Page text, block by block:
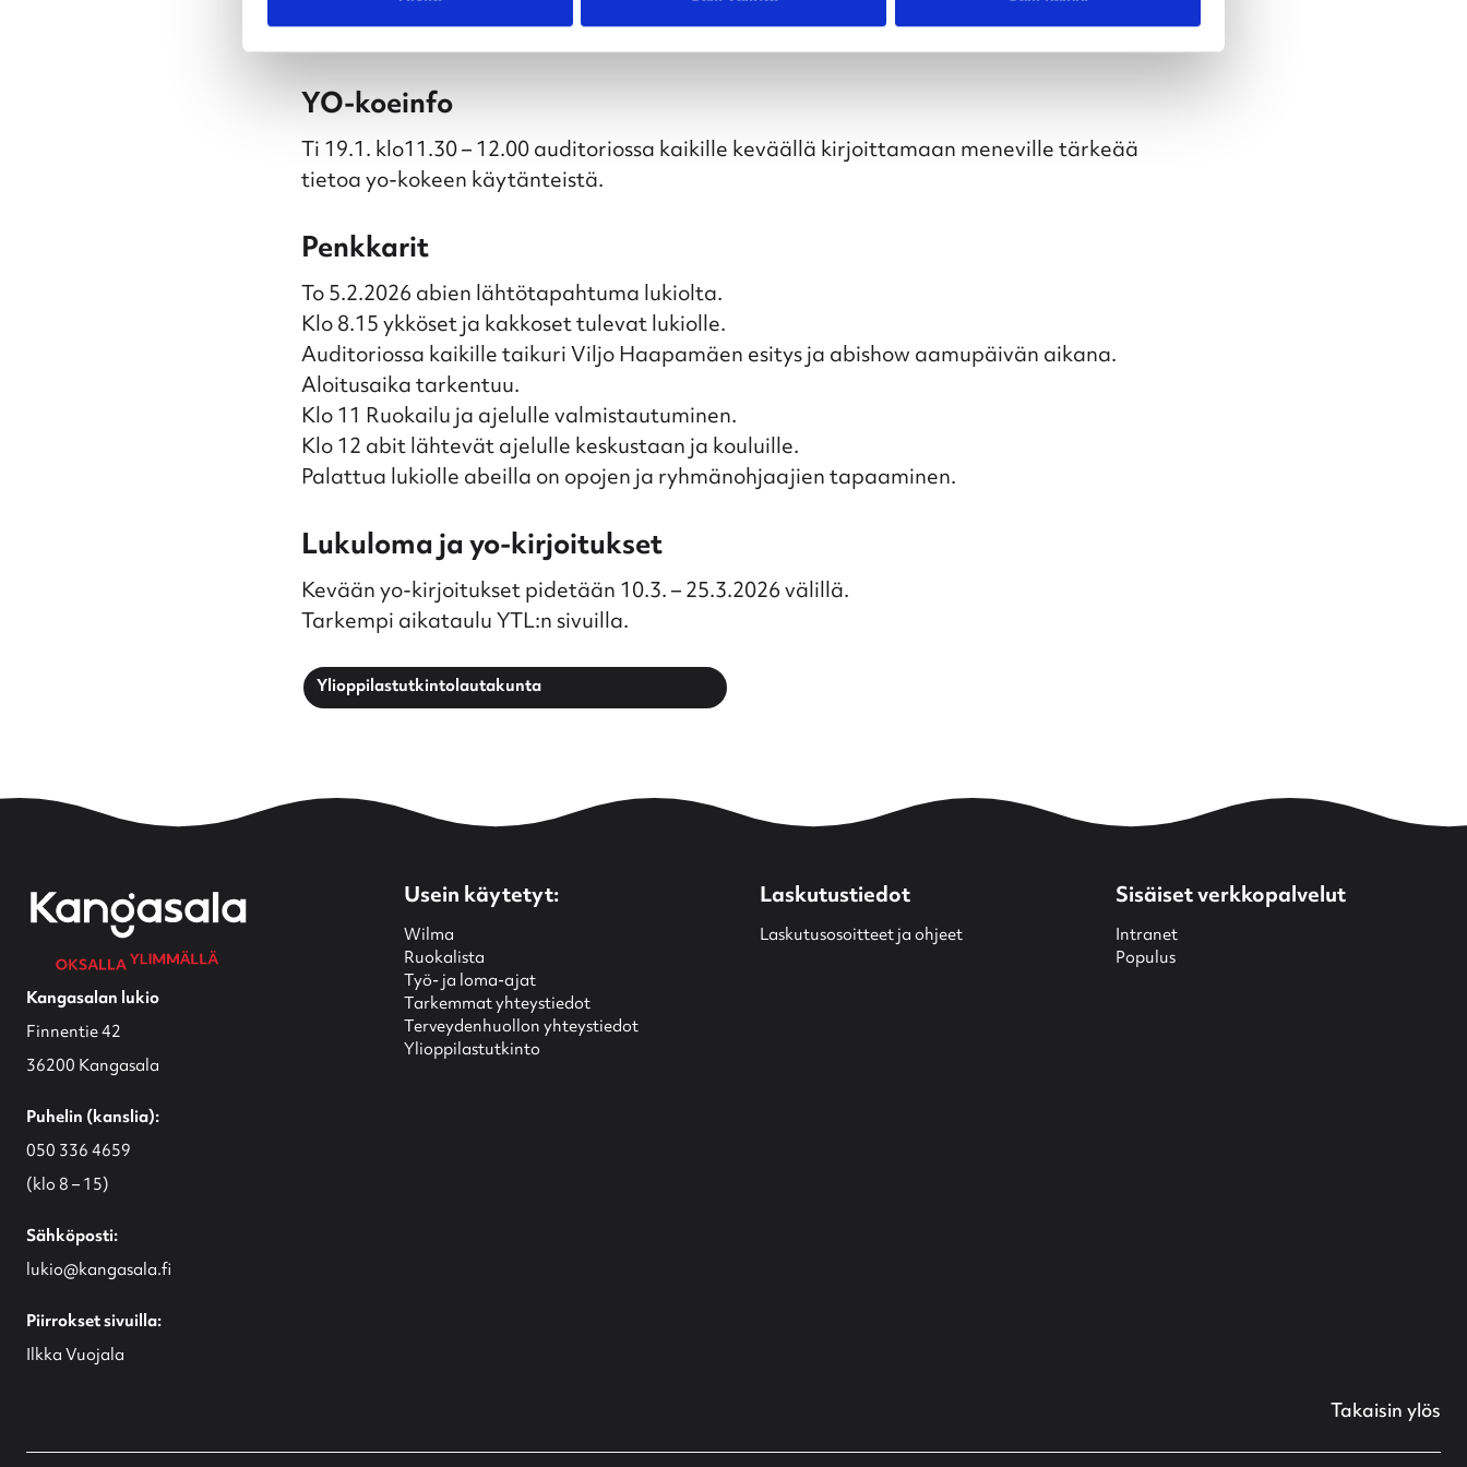
To 29.1. koodin 7 koe
YO-koeinfo
Ti 19.1. klo11.30 – 12.00 auditoriossa kaikille keväällä kirjoittamaan meneville tärkeää
tietoa yo-kokeen käytänteistä.
Penkkarit
To 5.2.2026 abien lähtötapahtuma lukiolta.
Klo 8.15 ykköset ja kakkoset tulevat lukiolle.
Auditoriossa kaikille taikuri Viljo Haapamäen esitys ja abishow aamupäivän aikana.
Aloitusaika tarkentuu.
Klo 11 Ruokailu ja ajelulle valmistautuminen.
Klo 12 abit lähtevät ajelulle keskustaan ja kouluille.
Palattua lukiolle abeilla on opojen ja ryhmänohjaajien tapaaminen.
Lukuloma ja yo-kirjoitukset
Kevään yo-kirjoitukset pidetään 10.3. – 25.3.2026 välillä.
Tarkempi aikataulu YTL:n sivuilla.
Ylioppilastutkintolautakunta
Kangasalan lukio
Finnentie 42
36200 Kangasala
Puhelin (kanslia):
050 336 4659
(klo 8 – 15)
Sähköposti:
lukio@kangasala.fi
Piirrokset sivuilla:
Ilkka Vuojala
Usein käytetyt:
Wilma
Ruokalista
Työ- ja loma-ajat
Tarkemmat yhteystiedot
Terveydenhuollon yhteystiedot
Ylioppilastutkinto
Laskutustiedot
Laskutusosoitteet ja ohjeet
Sisäiset verkkopalvelut
Intranet
Populus
Takaisin ylös